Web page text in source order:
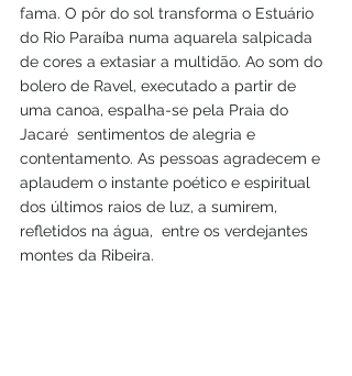
fama. O pôr do sol transforma o Estuário
do Rio Paraíba numa aquarela salpicada
de cores a extasiar a multidão. Ao som do
bolero de Ravel, executado a partir de
uma canoa, espalha-se pela Praia do
Jacaré  sentimentos de alegria e
contentamento. As pessoas agradecem e
aplaudem o instante poético e espiritual
dos últimos raios de luz, a sumirem,
refletidos na água,  entre os verdejantes
montes da Ribeira.